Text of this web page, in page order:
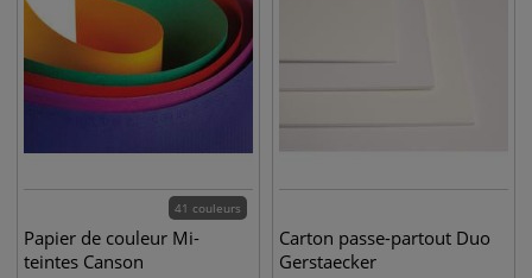
41 couleurs
Papier de couleur Mi-
teintes Canson
Carton passe-partout Duo
Gerstaecker